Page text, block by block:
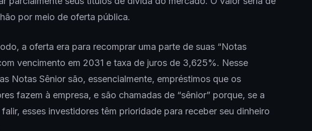
por meio de oferta pública.
a oferta era para recomprar uma parte de suas “Notas
vencimento em 2031 e taxa de juros de 3,625%. Nesse
Notas Sênior são, essencialmente, empréstimos que os
fazem à empresa, e são chamadas de “sênior” porque, se a
falir, esses investidores têm prioridade para receber seu dinheiro